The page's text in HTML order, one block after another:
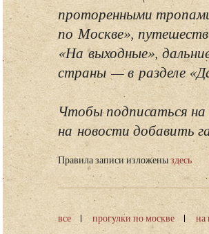
проторенными
по Москве»,
«На выходные»,
страны — в разделе
Чтобы подписаться на
на новости добавить
Правила записи изложеныздесь
все прогулки по москве на